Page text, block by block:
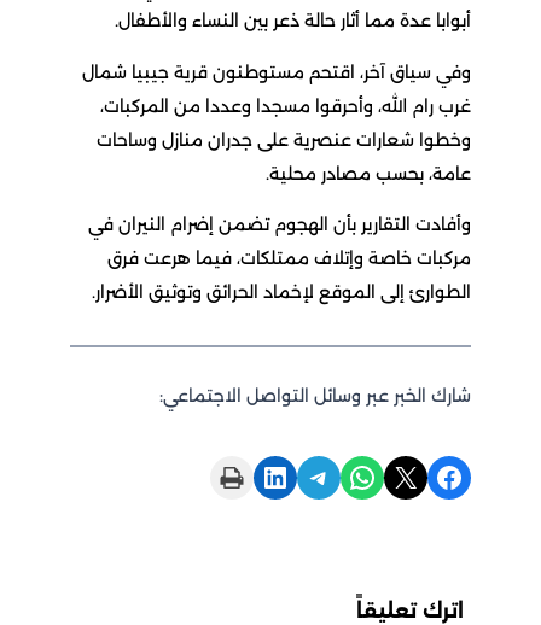
أبوابا عدة مما أثار حالة ذعر بين النساء والأطفال.
وفي سياق آخر، اقتحم مستوطنون قرية جيبيا شمال
غرب رام الله، وأحرقوا مسجدا وعددا من المركبات،
وخطوا شعارات عنصرية على جدران منازل وساحات
عامة، بحسب مصادر محلية.
وأفادت التقارير بأن الهجوم تضمن إضرام النيران في
مركبات خاصة وإتلاف ممتلكات، فيما هرعت فرق
الطوارئ إلى الموقع لإخماد الحرائق وتوثيق الأضرار.
شارك الخبر عبر وسائل التواصل الاجتماعي:
Share on Facebook
Share on X
Share on WhatsApp
Share on Telegram
Share on LinkedIn
Print this Page
اترك تعليقاً